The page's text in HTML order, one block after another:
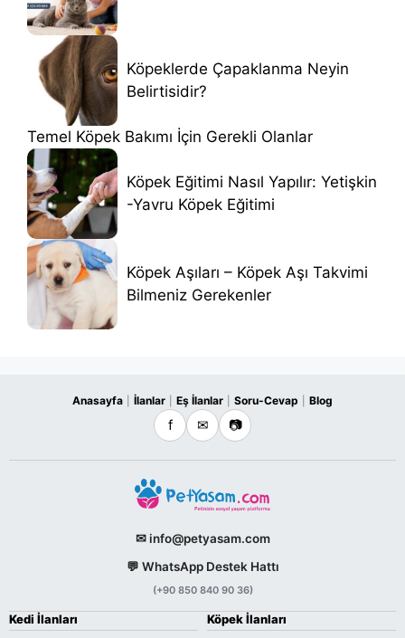
Köpeklerde Çapaklanma Neyin
Belirtisidir?
Temel Köpek Bakımı İçin Gerekli Olanlar
Köpek Eğitimi Nasıl Yapılır: Yetişkin
-Yavru Köpek Eğitimi
Köpek Aşıları – Köpek Aşı Takvimi
Bilmeniz Gerekenler
Anasayfa İlanlar Eş İlanlar Soru-Cevap Blog
f ✉ 📷
✉ info@petyasam.com
💬 WhatsApp Destek Hattı
(+90 850 840 90 36)
Kedi İlanları Köpek İlanları